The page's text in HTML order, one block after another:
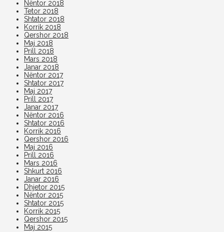
Nëntor 2018
Tetor 2018
Shtator 2018
Korrik 2018
Qershor 2018
Maj 2018
Prill 2018
Mars 2018
Janar 2018
Nëntor 2017
Shtator 2017
Maj 2017
Prill 2017
Janar 2017
Nëntor 2016
Shtator 2016
Korrik 2016
Qershor 2016
Maj 2016
Prill 2016
Mars 2016
Shkurt 2016
Janar 2016
Dhjetor 2015
Nëntor 2015
Shtator 2015
Korrik 2015
Qershor 2015
Maj 2015